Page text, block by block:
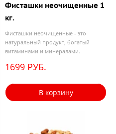
Фисташки неочищенные 1
кг.
Фисташки неочищенные - это
натуральный продукт, богатый
витаминами и минералами.
1699 РУБ.
В корзину